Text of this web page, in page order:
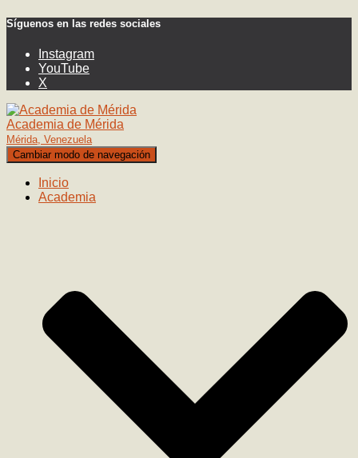
Síguenos en las redes sociales
Instagram
YouTube
X
Academia de Mérida
Mérida, Venezuela
Cambiar modo de navegación
Inicio
Academia